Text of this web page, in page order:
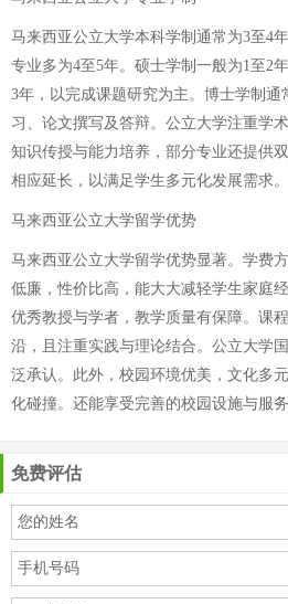
马来西亚公立大学本科学制通常为3至4
专业多为4至5年。硕士学制一般为1至2
3年，以完成课题研究为主。博士学制通
习、论文撰写及答辩。公立大学注重学
知识传授与能力培养，部分专业还提供
相应延长，以满足学生多元化发展需求。
马来西亚公立大学留学优势
马来西亚公立大学留学优势显著。学费
低廉，性价比高，能大大减轻学生家庭
优秀教授与学者，教学质量有保障。课
沿，且注重实践与理论结合。公立大学
泛承认。此外，校园环境优美，文化多
化碰撞。还能享受完善的校园设施与服
免费评估